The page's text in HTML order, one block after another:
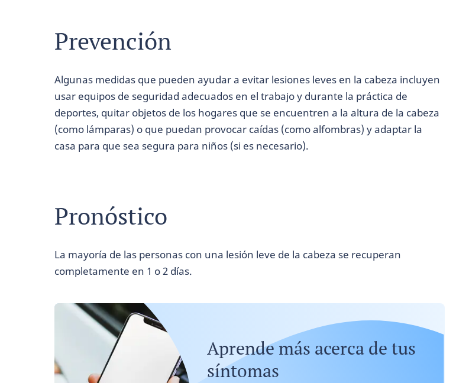
Prevención
Algunas medidas que pueden ayudar a evitar lesiones leves en la cabeza incluyen
usar equipos de seguridad adecuados en el trabajo y durante la práctica de
deportes, quitar objetos de los hogares que se encuentren a la altura de la cabeza
(como lámparas) o que puedan provocar caídas (como alfombras) y adaptar la
casa para que sea segura para niños (si es necesario).
Pronóstico
La mayoría de las personas con una lesión leve de la cabeza se recuperan
completamente en 1 o 2 días.
Aprende más acerca de tus
síntomas